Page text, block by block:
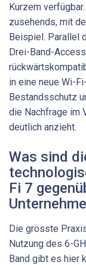
Kurzem
zusehends, mit
Beispiel. Parallel
Drei-Band-
in eine neue Wi-
Bestandsschutz
die Nachfrage im
deutlich anzieht.
Was sind
Fi 7
Die grösste
Nutzung des 6-
Band gibt es hier